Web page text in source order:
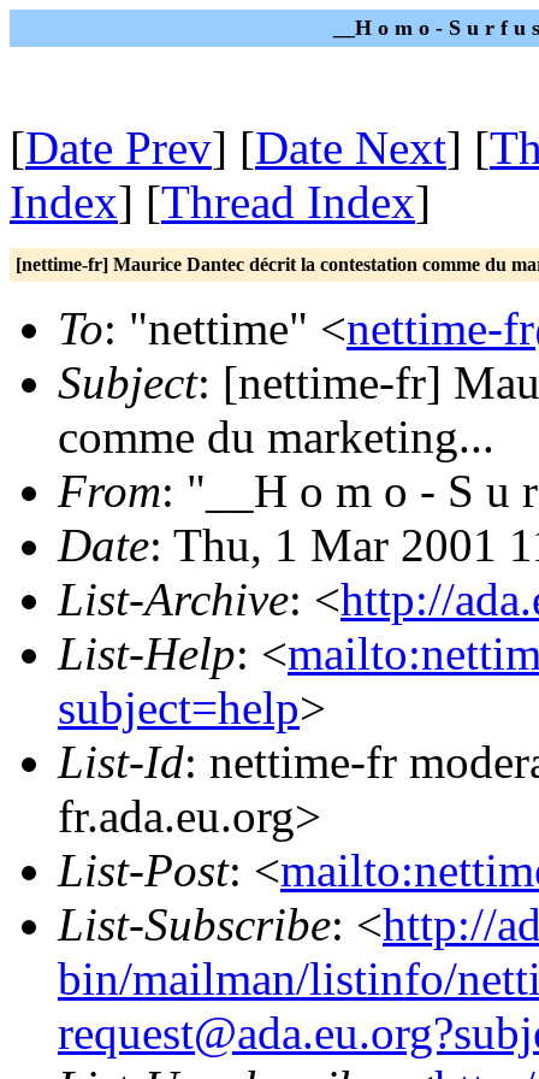
__H o m o - S u r f u
[Date Prev] [Date Next] [
Index] [Thread Index]
[nettime-fr] Maurice Dantec décrit la contestation comme du
To: "nettime" <nettime-
Subject: [nettime-fr]
comme du marketing...
From: "__H o m o - S u
Date: Thu, 1 Mar 2001
List-Archive: <http://
List-Help: <
subject=help>
List-Id: nettime-fr
fr.ada.eu.org>
List-Post: <
List-Subscribe: <http://
bin/mailman/listinfo/